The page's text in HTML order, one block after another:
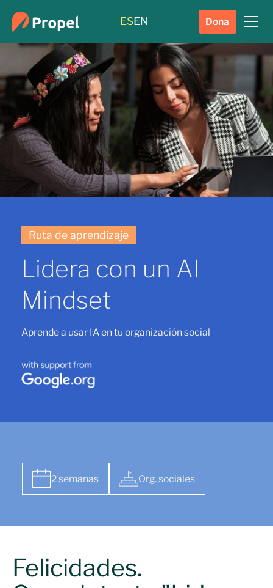
ESEN Dona
Ruta de aprendizaje
Lidera con un AI
Mindset
Aprende a usar IA en tu organización social
2 semanas Org. sociales
Felicidades.